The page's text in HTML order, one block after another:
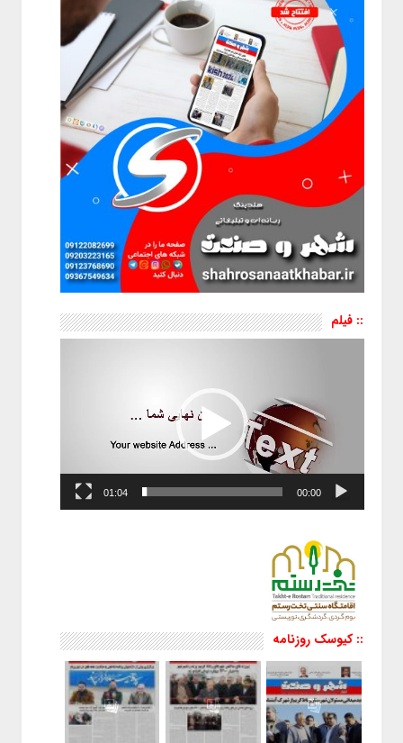
:: فیلم
نمایشگر
00:00
01:04
:: کیوسک روزنامه